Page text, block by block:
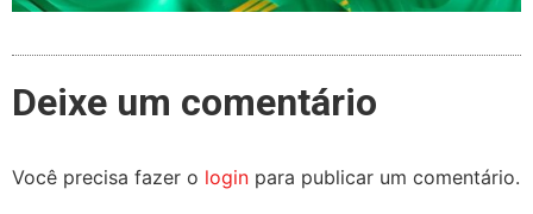
Deixe um comentário
Você precisa fazer o login para publicar um comentário.